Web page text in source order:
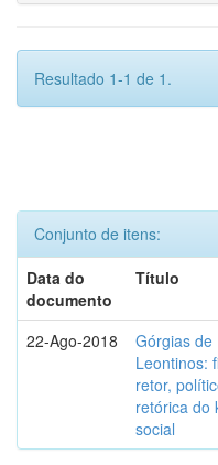
Resultado 1-1 de 1.
Conjunto de itens:
Data do
documento
Título
22-Ago-2018
Górgias de
Leontinos:
retor,
retórica do
social